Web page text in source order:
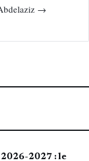
→
2026-2027 : le